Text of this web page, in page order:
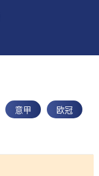
意甲 欧冠